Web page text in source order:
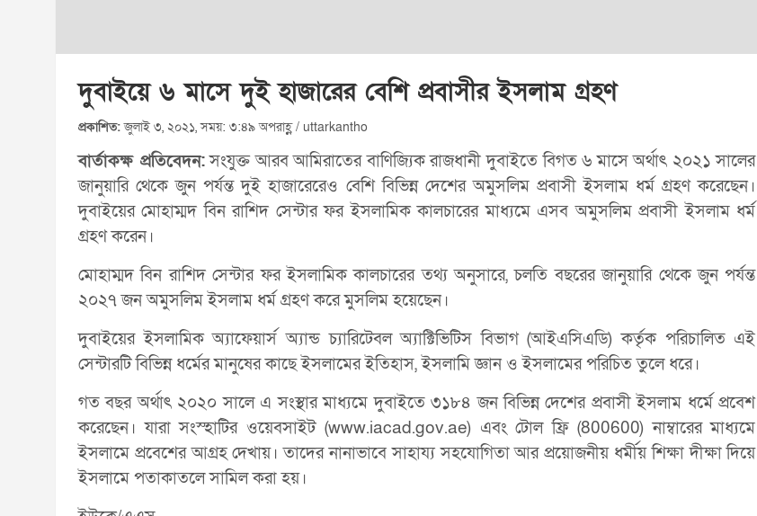
দুবাইয়ে ৬ মাসে দুই হাজারের বেশি প্রবাসীর ইসলাম গ্রহণ
প্রকাশিত:জুলাই ৩, ২০২১, সময়: ৩:৪৯ অপরাহ্ণ / uttarkantho
বার্তাকক্ষ প্রতিবেদন:সংযুক্ত আরব আমিরাতের বাণিজ্যিক রাজধানী দুবাইতে বিগত ৬ মাসে অর্থাৎ ২০২১ সালের
জানুয়ারি থেকে জুন পর্যন্ত দুই হাজারেরেও বেশি বিভিন্ন দেশের অমুসলিম প্রবাসী ইসলাম ধর্ম গ্রহণ করেছেন।
দুবাইয়ের মোহাম্মদ বিন রাশিদ সেন্টার ফর ইসলামিক কালচারের মাধ্যমে এসব অমুসলিম প্রবাসী ইসলাম ধর্ম
গ্রহণ করেন।
মোহাম্মদ বিন রাশিদ সেন্টার ফর ইসলামিক কালচারের তথ্য অনুসারে, চলতি বছরের জানুয়ারি থেকে জুন পর্যন্ত
২০২৭ জন অমুসলিম ইসলাম ধর্ম গ্রহণ করে মুসলিম হয়েছেন।
দুবাইয়ের ইসলামিক অ্যাফেয়ার্স অ্যান্ড চ্যারিটেবল অ্যাক্টিভিটিস বিভাগ (আইএসিএডি) কর্তৃক পরিচালিত এই
সেন্টারটি বিভিন্ন ধর্মের মানুষের কাছে ইসলামের ইতিহাস, ইসলামি জ্ঞান ও ইসলামের পরিচিত তুলে ধরে।
গত বছর অর্থাৎ ২০২০ সালে এ সংস্থার মাধ্যমে দুবাইতে ৩১৮৪ জন বিভিন্ন দেশের প্রবাসী ইসলাম ধর্মে প্রবেশ
করেছেন। যারা সংস্হাটির ওয়েবসাইট (www.iacad.gov.ae) এবং টোল ফ্রি (800600) নাম্বারের মাধ্যমে
ইসলামে প্রবেশের আগ্রহ দেখায়। তাদের নানাভাবে সাহায্য সহযোগিতা আর প্রয়োজনীয় ধর্মীয় শিক্ষা দীক্ষা দিয়ে
ইসলামে পতাকাতলে সামিল করা হয়।